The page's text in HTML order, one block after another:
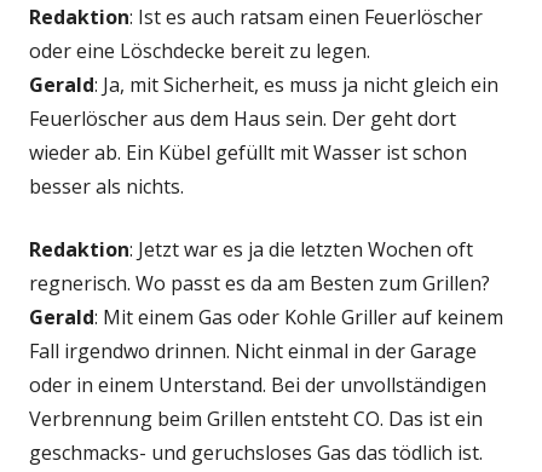
Redaktion: Ist es auch ratsam einen Feuerlöscher
oder eine Löschdecke bereit zu legen.
Gerald: Ja, mit Sicherheit, es muss ja nicht gleich ein
Feuerlöscher aus dem Haus sein. Der geht dort
wieder ab. Ein Kübel gefüllt mit Wasser ist schon
besser als nichts.
Redaktion: Jetzt war es ja die letzten Wochen oft
regnerisch. Wo passt es da am Besten zum Grillen?
Gerald: Mit einem Gas oder Kohle Griller auf keinem
Fall irgendwo drinnen. Nicht einmal in der Garage
oder in einem Unterstand. Bei der unvollständigen
Verbrennung beim Grillen entsteht CO. Das ist ein
geschmacks- und geruchsloses Gas das tödlich ist.